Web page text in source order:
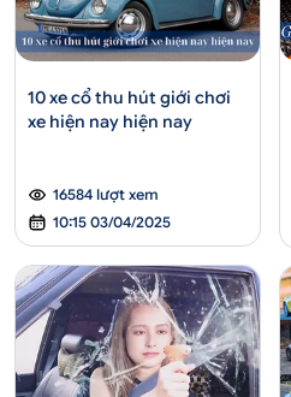
10 xe cổ thu hút giới chơi
xe hiện nay hiện nay
16584 lượt xem
10:15 03/04/2025